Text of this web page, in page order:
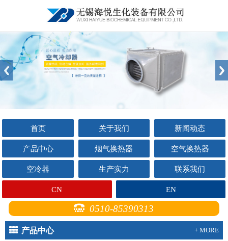
首页 关于我们 新闻动态
产品中心 烟气换热器 空气换热器
空冷器 生产实力 联系我们
CN EN
0510-85390313
产品中心 + MORE